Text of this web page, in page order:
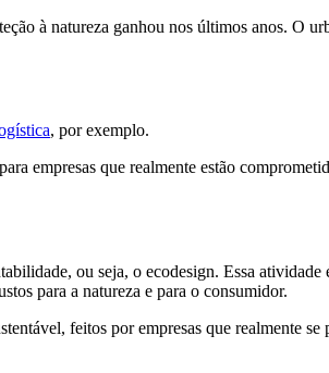
à natureza ganhou nos últimos anos. O
, por exemplo.
empresas que realmente estão
ou seja, o ecodesign. Essa
para a natureza e para o consumidor.
feitos por empresas que realmente